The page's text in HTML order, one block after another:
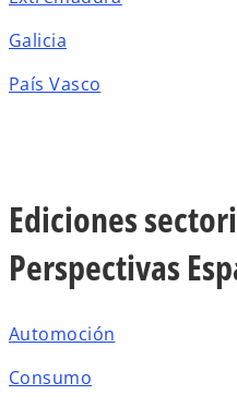
Galicia
País Vasco
Ediciones
Perspectivas
Automoción
Consumo